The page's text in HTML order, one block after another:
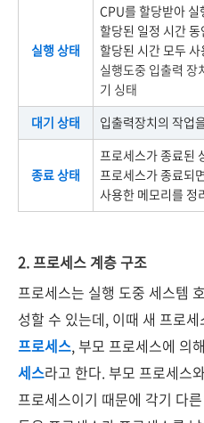
실행 상태
CPU를 할당받아 실
할당된 일정 시간
할당된 시간 모두 사
실행도중 입출력 장
기 싱태
대기 상태
입출력장치의 작업
종료 상태
프로세스가 종료된
프로세스가 종료되
사용한 메모리를 정
2. 프로세스 계층 구조
프로세스는 실행 도중 세스템
성할 수 있는데, 이때 새 프로
프로세스, 부모 프로세스에 의
세스라고 한다. 부모 프로세스
프로세스이기 때문에 각기 다